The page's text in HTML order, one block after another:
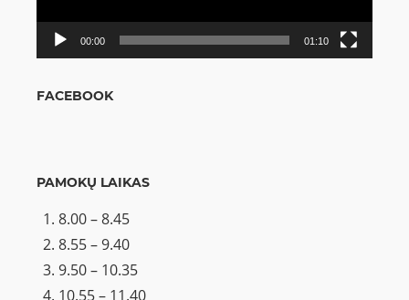
00:00 01:10
FACEBOOK
PAMOKŲ LAIKAS
8.00 – 8.45
8.55 – 9.40
9.50 – 10.35
10.55 – 11.40